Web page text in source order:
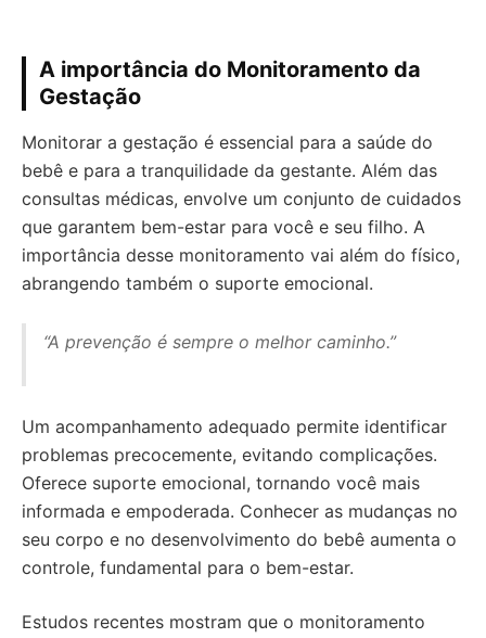
A importância do Monitoramento da
Gestação
Monitorar a gestação é essencial para a saúde do
bebê e para a tranquilidade da gestante. Além das
consultas médicas, envolve um conjunto de cuidados
que garantem bem-estar para você e seu filho. A
importância desse monitoramento vai além do físico,
abrangendo também o suporte emocional.
“A prevenção é sempre o melhor caminho.”
Um acompanhamento adequado permite identificar
problemas precocemente, evitando complicações.
Oferece suporte emocional, tornando você mais
informada e empoderada. Conhecer as mudanças no
seu corpo e no desenvolvimento do bebê aumenta o
controle, fundamental para o bem-estar.
Estudos recentes mostram que o monitoramento